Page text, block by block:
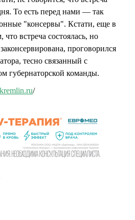
То есть перед нами — так
"консервы". Кстати, еще в
что встреча состоялась, но
проговорился
тесно связанный с
губернаторской команды.
/